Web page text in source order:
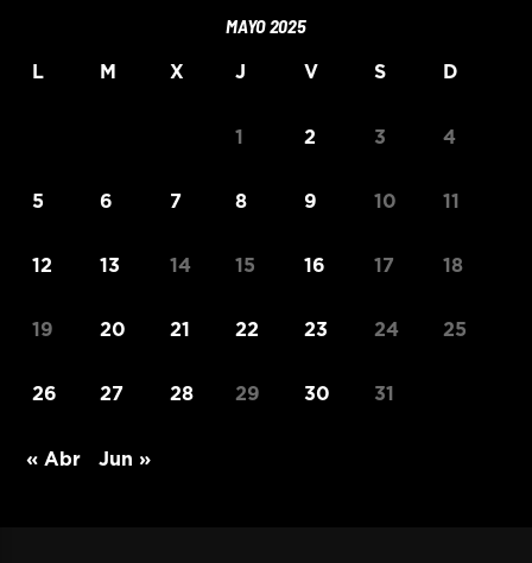
MAYO 2025
L M X J V S D
1 2 3 4
5 6 7 8 9 10 11
12 13 14 15 16 17 18
19 20 21 22 23 24 25
26 27 28 29 30 31
« Abr Jun »